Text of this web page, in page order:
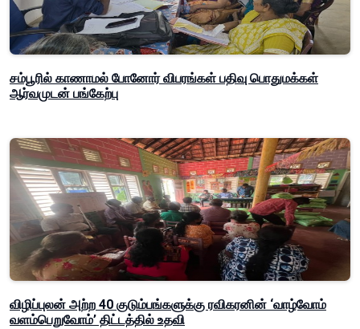
சம்பூரில் காணாமல் போனோர் விபரங்கள் பதிவு பொதுமக்கள்
ஆர்வமுடன் பங்கேற்பு
விழிப்புலன் அற்ற 40 குடும்பங்களுக்கு ரவிகரனின் ‘வாழ்வோம்
வளம்பெறுவோம்’ திட்டத்தில் உதவி